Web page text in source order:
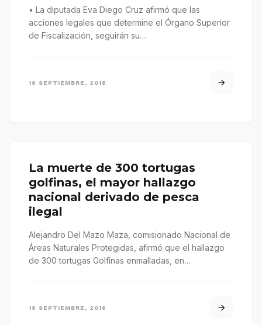
• La diputada Eva Diego Cruz afirmó que las
acciones legales que determine el Órgano Superior
de Fiscalización, seguirán su…
18 SEPTIEMBRE, 2018
La muerte de 300 tortugas
golfinas, el mayor hallazgo
nacional derivado de pesca
ilegal
Alejandro Del Mazo Maza, comisionado Nacional de
Áreas Naturales Protegidas, afirmó que el hallazgo
de 300 tortugas Golfinas enmalladas, en…
18 SEPTIEMBRE, 2018